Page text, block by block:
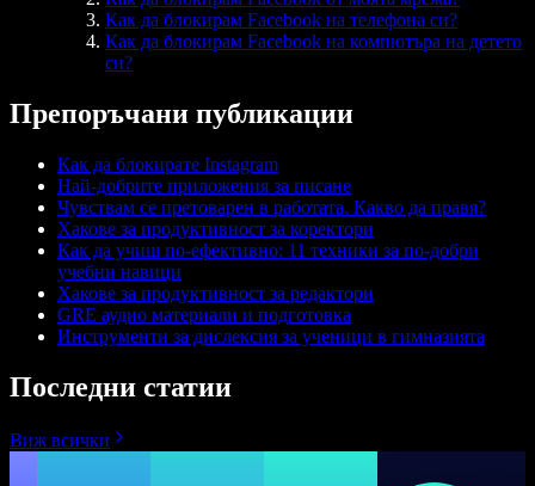
Как да блокирам Facebook на телефона си?
Как да блокирам Facebook на компютъра на детето
си?
Препоръчани публикации
Как да блокирате Instagram
Най-добрите приложения за писане
Чувствам се претоварен в работата. Какво да правя?
Хакове за продуктивност за коректори
Как да учиш по-ефективно: 11 техники за по-добри
учебни навици
Хакове за продуктивност за редактори
GRE аудио материали и подготовка
Инструменти за дислексия за ученици в гимназията
Последни статии
Виж всички